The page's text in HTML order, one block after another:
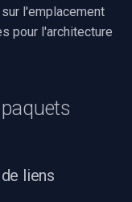
l'emplacement
pour l'architecture
liens